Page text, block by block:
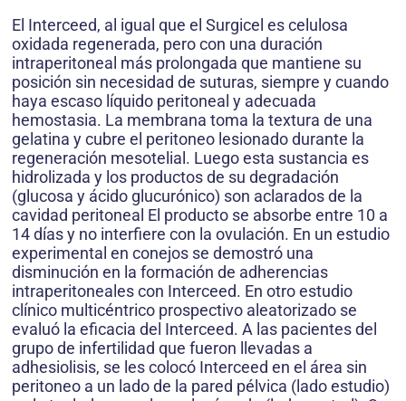
El Interceed, al igual que el Surgicel es celulosa
oxidada regenerada, pero con una duración
intraperitoneal más prolongada que mantiene su
posición sin necesidad de suturas, siempre y cuando
haya escaso líquido peritoneal y adecuada
hemostasia. La membrana toma la textura de una
gelatina y cubre el peritoneo lesionado durante la
regeneración mesotelial. Luego esta sustancia es
hidrolizada y los productos de su degradación
(glucosa y ácido glucurónico) son aclarados de la
cavidad peritoneal El producto se absorbe entre 10 a
14 días y no interfiere con la ovulación. En un estudio
experimental en conejos se demostró una
disminución en la formación de adherencias
intraperitoneales con Interceed. En otro estudio
clínico multicéntrico prospectivo aleatorizado se
evaluó la eficacia del Interceed. A las pacientes del
grupo de infertilidad que fueron llevadas a
adhesiolisis, se les colocó Interceed en el área sin
peritoneo a un lado de la pared pélvica (lado estudio)